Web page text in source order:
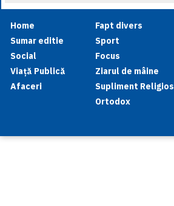
Home
Sumar editie
Social
Viață Publică
Afaceri
Fapt divers
Sport
Focus
Ziarul de mâine
Supliment Religios
Ortodox